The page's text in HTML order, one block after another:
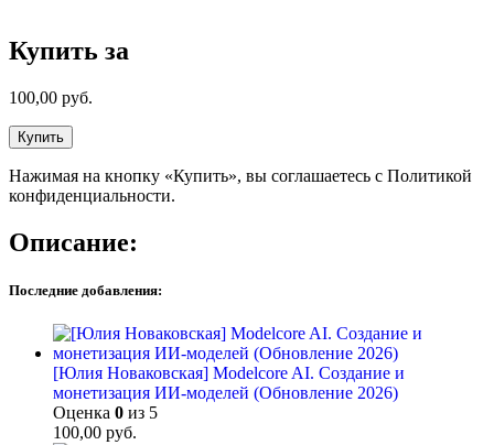
Купить за
100,00 руб.
Купить
Нажимая на кнопку «Купить», вы соглашаетесь с Политикой
конфиденциальности.
Описание:
Последние добавления:
[Юлия Новаковская] Modelcore AI. Создание и
монетизация ИИ-моделей (Обновление 2026)
Оценка 0 из 5
100,00 руб.